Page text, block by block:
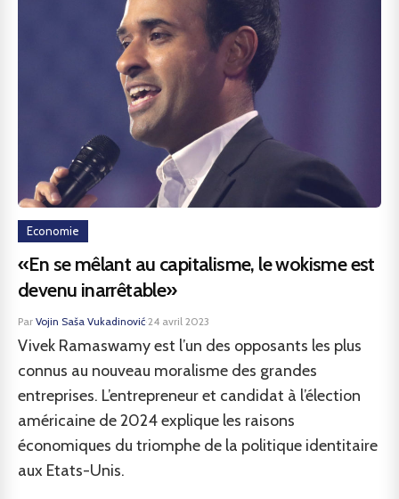
Economie
«En se mêlant au capitalisme, le wokisme est
devenu inarrêtable»
Par Vojin Saša Vukadinović·24 avril 2023
Vivek Ramaswamy est l’un des opposants les plus
connus au nouveau moralisme des grandes
entreprises. L’entrepreneur et candidat à l’élection
américaine de 2024 explique les raisons
économiques du triomphe de la politique identitaire
aux Etats-Unis.